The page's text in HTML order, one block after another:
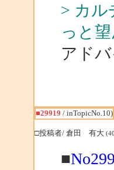
> カル
っと
アド
■29919 / inTopicNo.10)
□投稿者/ 倉田 有大
■